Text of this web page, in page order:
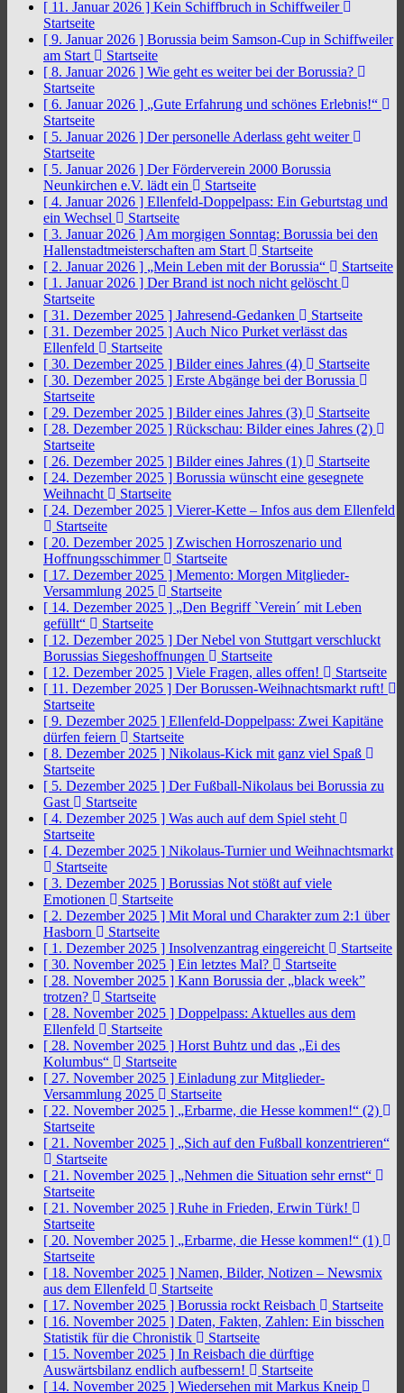
[ 11. Januar 2026 ] Kein Schiffbruch in Schiffweiler
Startseite
[ 9. Januar 2026 ] Borussia beim Samson-Cup in Schiffweiler
am Start
Startseite
[ 8. Januar 2026 ] Wie geht es weiter bei der Borussia?
Startseite
[ 6. Januar 2026 ] „Gute Erfahrung und schönes Erlebnis!“
Startseite
[ 5. Januar 2026 ] Der personelle Aderlass geht weiter
Startseite
[ 5. Januar 2026 ] Der Förderverein 2000 Borussia
Neunkirchen e.V. lädt ein
Startseite
[ 4. Januar 2026 ] Ellenfeld-Doppelpass: Ein Geburtstag und
ein Wechsel
Startseite
[ 3. Januar 2026 ] Am morgigen Sonntag: Borussia bei den
Hallenstadtmeisterschaften am Start
Startseite
[ 2. Januar 2026 ] „Mein Leben mit der Borussia“
Startseite
[ 1. Januar 2026 ] Der Brand ist noch nicht gelöscht
Startseite
[ 31. Dezember 2025 ] Jahresend-Gedanken
Startseite
[ 31. Dezember 2025 ] Auch Nico Purket verlässt das
Ellenfeld
Startseite
[ 30. Dezember 2025 ] Bilder eines Jahres (4)
Startseite
[ 30. Dezember 2025 ] Erste Abgänge bei der Borussia
Startseite
[ 29. Dezember 2025 ] Bilder eines Jahres (3)
Startseite
[ 28. Dezember 2025 ] Rückschau: Bilder eines Jahres (2)
Startseite
[ 26. Dezember 2025 ] Bilder eines Jahres (1)
Startseite
[ 24. Dezember 2025 ] Borussia wünscht eine gesegnete
Weihnacht
Startseite
[ 24. Dezember 2025 ] Vierer-Kette – Infos aus dem Ellenfeld
Startseite
[ 20. Dezember 2025 ] Zwischen Horroszenario und
Hoffnungsschimmer
Startseite
[ 17. Dezember 2025 ] Memento: Morgen Mitglieder-
Versammlung 2025
Startseite
[ 14. Dezember 2025 ] „Den Begriff `Verein´ mit Leben
gefüllt“
Startseite
[ 12. Dezember 2025 ] Der Nebel von Stuttgart verschluckt
Borussias Siegeshoffnungen
Startseite
[ 12. Dezember 2025 ] Viele Fragen, alles offen!
Startseite
[ 11. Dezember 2025 ] Der Borussen-Weihnachtsmarkt ruft!
Startseite
[ 9. Dezember 2025 ] Ellenfeld-Doppelpass: Zwei Kapitäne
dürfen feiern
Startseite
[ 8. Dezember 2025 ] Nikolaus-Kick mit ganz viel Spaß
Startseite
[ 5. Dezember 2025 ] Der Fußball-Nikolaus bei Borussia zu
Gast
Startseite
[ 4. Dezember 2025 ] Was auch auf dem Spiel steht
Startseite
[ 4. Dezember 2025 ] Nikolaus-Turnier und Weihnachtsmarkt
Startseite
[ 3. Dezember 2025 ] Borussias Not stößt auf viele
Emotionen
Startseite
[ 2. Dezember 2025 ] Mit Moral und Charakter zum 2:1 über
Hasborn
Startseite
[ 1. Dezember 2025 ] Insolvenzantrag eingereicht
Startseite
[ 30. November 2025 ] Ein letztes Mal?
Startseite
[ 28. November 2025 ] Kann Borussia der „black week”
trotzen?
Startseite
[ 28. November 2025 ] Doppelpass: Aktuelles aus dem
Ellenfeld
Startseite
[ 28. November 2025 ] Horst Buhtz und das „Ei des
Kolumbus“
Startseite
[ 27. November 2025 ] Einladung zur Mitglieder-
Versammlung 2025
Startseite
[ 22. November 2025 ] „Erbarme, die Hesse kommen!“ (2)
Startseite
[ 21. November 2025 ] „Sich auf den Fußball konzentrieren“
Startseite
[ 21. November 2025 ] „Nehmen die Situation sehr ernst“
Startseite
[ 21. November 2025 ] Ruhe in Frieden, Erwin Türk!
Startseite
[ 20. November 2025 ] „Erbarme, die Hesse kommen!“ (1)
Startseite
[ 18. November 2025 ] Namen, Bilder, Notizen – Newsmix
aus dem Ellenfeld
Startseite
[ 17. November 2025 ] Borussia rockt Reisbach
Startseite
[ 16. November 2025 ] Daten, Fakten, Zahlen: Ein bisschen
Statistik für die Chronistik
Startseite
[ 15. November 2025 ] In Reisbach die dürftige
Auswärtsbilanz endlich aufbessern!
Startseite
[ 14. November 2025 ] Wiedersehen mit Markus Kneip